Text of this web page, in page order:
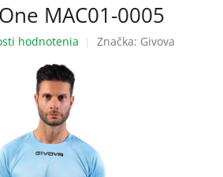
MAC01-0005
hodnotenia Značka: Givova